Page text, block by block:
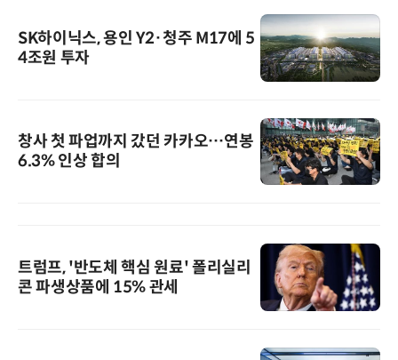
SK하이닉스, 용인 Y2·청주 M17에 5
4조원 투자
창사 첫 파업까지 갔던 카카오…연봉
6.3% 인상 합의
트럼프, '반도체 핵심 원료' 폴리실리
콘 파생상품에 15% 관세